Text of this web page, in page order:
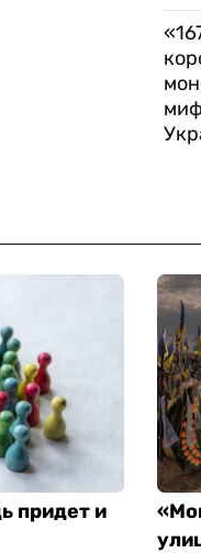
придет и